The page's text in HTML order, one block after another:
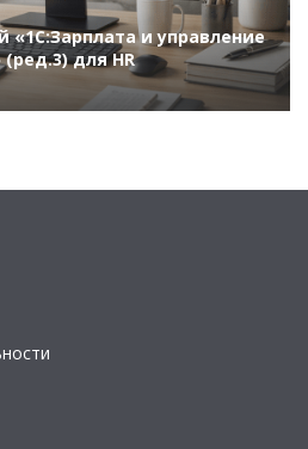
«1С:Зарплата и управление
для HR